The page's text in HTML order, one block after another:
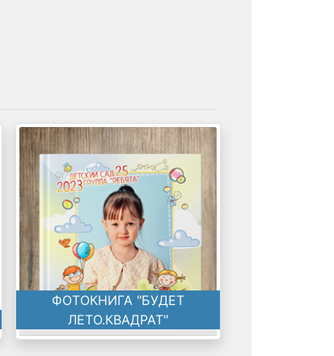
ФОТОКНИГА "БУДЕТ
ЛЕТО.КВАДРАТ"